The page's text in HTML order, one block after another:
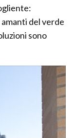
del verde
sono